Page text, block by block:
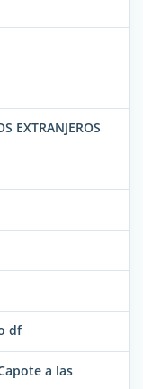
EXTRANJEROS
df
a las